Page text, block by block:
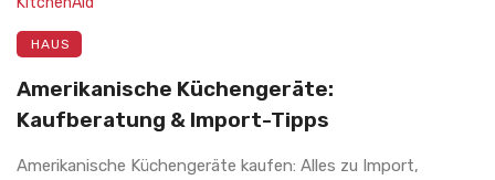
HAUS
Amerikanische Küchengeräte:
Kaufberatung & Import-Tipps
Amerikanische Küchengeräte kaufen: Alles zu Import,